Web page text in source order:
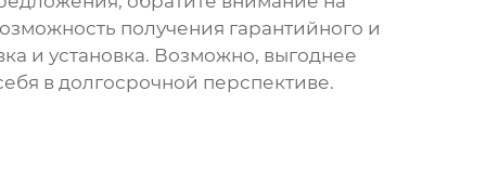
получения гарантийного и
и установка. Возможно, выгоднее
в долгосрочной перспективе.